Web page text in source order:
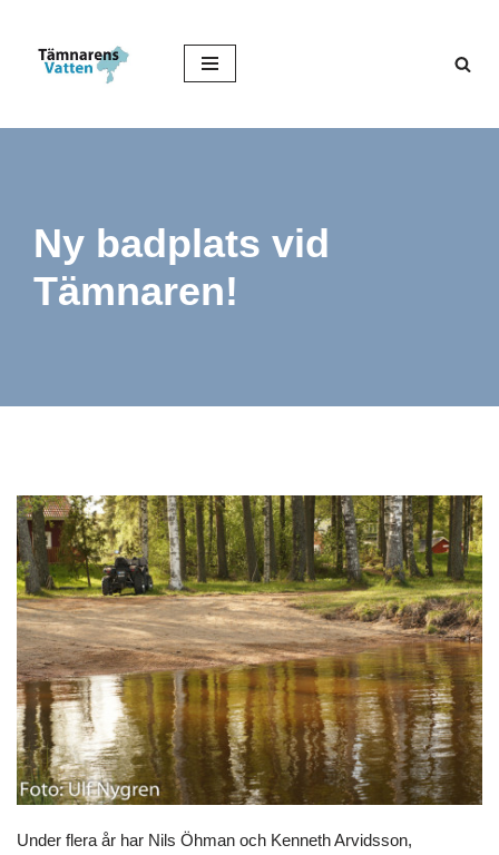
Hoppa
Ny badplats vid
Tämnaren!
Under flera år har Nils Öhman och Kenneth Arvidsson,